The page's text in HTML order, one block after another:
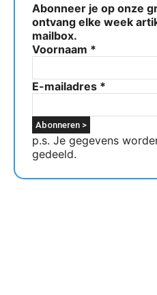
Abonneer je op onze
ontvang elke week
mailbox.
Voornaam *
E-mailadres *
p.s. Je gegevens
gedeeld.